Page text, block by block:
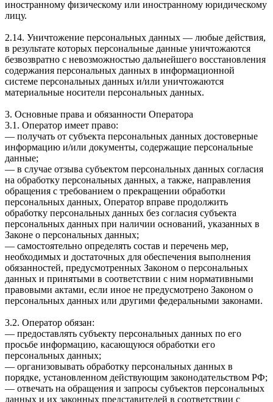
иностранному физическому или иностранному юридическому
лицу.
2.14. Уничтожение персональных данных — любые действия,
в результате которых персональные данные уничтожаются
безвозвратно с невозможностью дальнейшего восстановления
содержания персональных данных в информационной
системе персональных данных и/или уничтожаются
материальные носители персональных данных.
3. Основные права и обязанности Оператора
3.1. Оператор имеет право:
— получать от субъекта персональных данных достоверные
информацию и/или документы, содержащие персональные
данные;
— в случае отзыва субъектом персональных данных согласия
на обработку персональных данных, а также, направления
обращения с требованием о прекращении обработки
персональных данных, Оператор вправе продолжить
обработку персональных данных без согласия субъекта
персональных данных при наличии оснований, указанных в
Законе о персональных данных;
— самостоятельно определять состав и перечень мер,
необходимых и достаточных для обеспечения выполнения
обязанностей, предусмотренных Законом о персональных
данных и принятыми в соответствии с ним нормативными
правовыми актами, если иное не предусмотрено Законом о
персональных данных или другими федеральными законами.
3.2. Оператор обязан:
— предоставлять субъекту персональных данных по его
просьбе информацию, касающуюся обработки его
персональных данных;
— организовывать обработку персональных данных в
порядке, установленном действующим законодательством РФ;
— отвечать на обращения и запросы субъектов персональных
данных и их законных представителей в соответствии с